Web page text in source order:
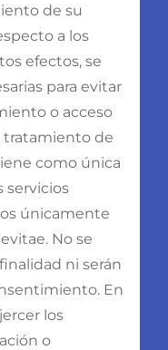
de su
a los
efectos, se
para evitar
o acceso
tratamiento de
como única
servicios
únicamente
No se
ni serán
En
los
o